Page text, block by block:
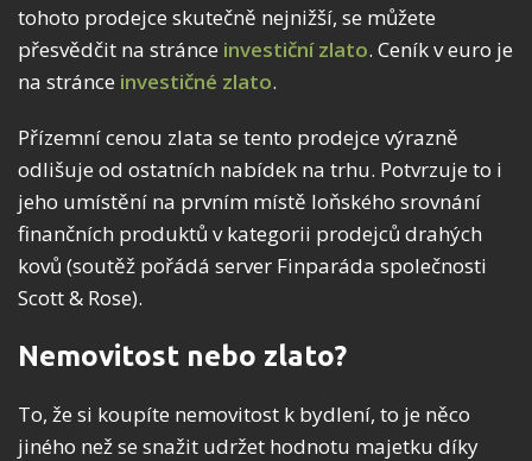
tohoto prodejce skutečně nejnižší, se můžete
přesvědčit na stránce investiční zlato. Ceník v euro je
na stránce investičné zlato.
Přízemní cenou zlata se tento prodejce výrazně
odlišuje od ostatních nabídek na trhu. Potvrzuje to i
jeho umístění na prvním místě loňského srovnání
finančních produktů v kategorii prodejců drahých
kovů (soutěž pořádá server Finparáda společnosti
Scott & Rose).
Nemovitost nebo zlato?
To, že si koupíte nemovitost k bydlení, to je něco
jiného než se snažit udržet hodnotu majetku díky